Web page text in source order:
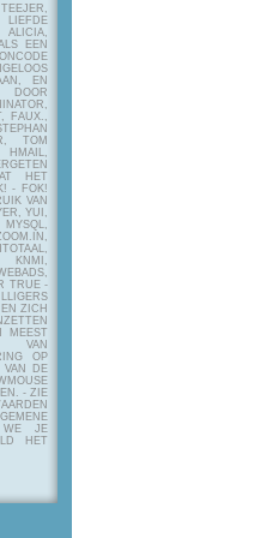
EEN
EN
DOOR
FAUX.,
TOM
HET
- FOK!
VAN
YUI,
TRUE -
ZICH
MEEST
VAN
OP
VAN DE
- ZIE
WE JE
HET